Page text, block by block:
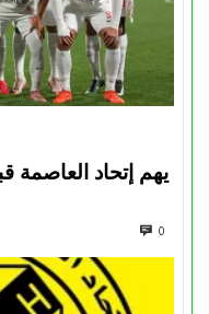
يهم إتحاد العاصمة
0